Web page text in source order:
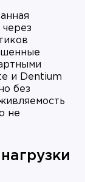
и Dentium
без
не